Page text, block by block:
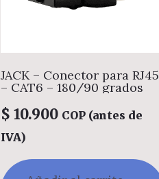
JACK – Conector para RJ45
– CAT6 – 180/90 grados
$ 10.900 COP (antes de
IVA)